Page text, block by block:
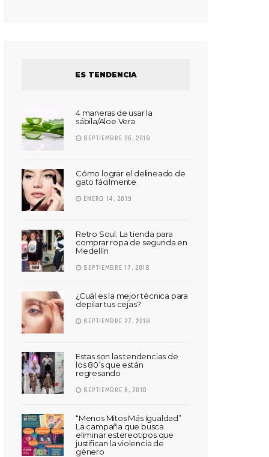
ES TENDENCIA
4 maneras de usar la
sábila/Aloe Vera
SEPTIEMBRE 26, 2018
Cómo lograr el delineado de
gato fácilmente
ENERO 14, 2019
Retro Soul: La tienda para
comprar ropa de segunda en
Medellín
SEPTIEMBRE 17, 2018
¿Cuál es la mejor técnica para
depilar tus cejas?
SEPTIEMBRE 27, 2018
Estas son las tendencias de
los 80’s que están
regresando
SEPTIEMBRE 6, 2018
“Menos Mitos Más Igualdad”
La campaña que busca
eliminar estereotipos que
justifican la violencia de
género